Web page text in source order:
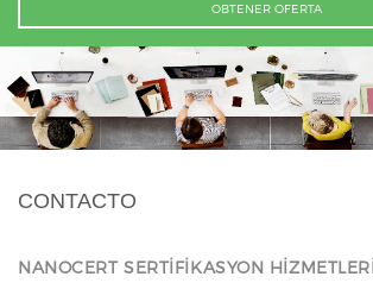
OBTENER OFERTA
CONTACTO
NANOCERT SERTİFİKASYON